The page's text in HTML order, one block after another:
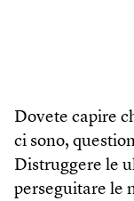
Dovete capire
ci sono,
Distruggere le
perseguitare le